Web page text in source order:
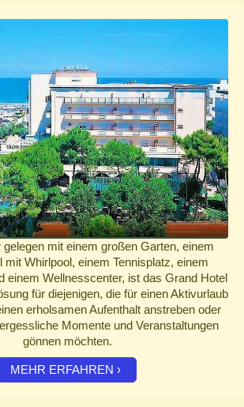
mit einem großen Garten, einem
mit Whirlpool, einem Tennisplatz, einem
einem Wellnesscenter, ist das Grand Hotel
für diejenigen, die für einen Aktivurlaub
erholsamen Aufenthalt anstreben oder
Momente und Veranstaltungen
gönnen möchten.
MEHR ERFAHREN